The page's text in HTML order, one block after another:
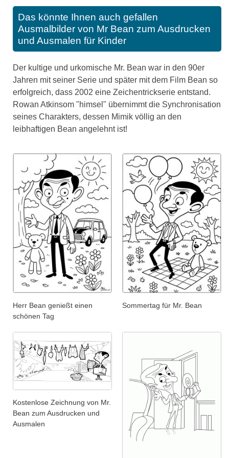
Das könnte Ihnen auch gefallen
Ausmalbilder von Mr Bean zum Ausdrucken
und Ausmalen für Kinder
Der kultige und urkomische Mr. Bean war in den 90er
Jahren mit seiner Serie und später mit dem Film Bean so
erfolgreich, dass 2002 eine Zeichentrickserie entstand.
Rowan Atkinsom "himsel" übernimmt die Synchronisation
seines Charakters, dessen Mimik völlig an den
leibhaftigen Bean angelehnt ist!
Herr Bean genießt einen
schönen Tag
Sommertag für Mr. Bean
Kostenlose Zeichnung von Mr.
Bean zum Ausdrucken und
Ausmalen